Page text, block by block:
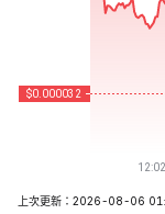
上次更新：2026-08-06